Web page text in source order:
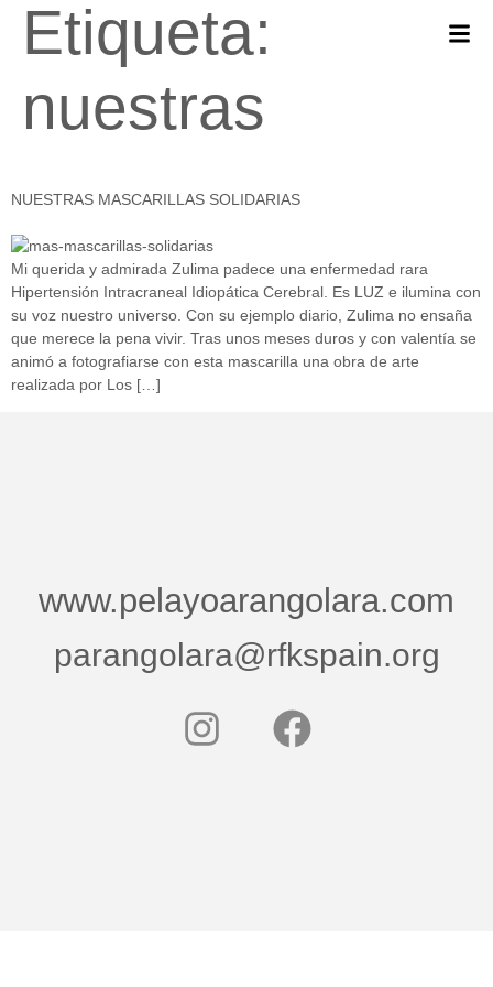
Etiqueta:
nuestras
NUESTRAS MASCARILLAS SOLIDARIAS
Mi querida y admirada Zulima padece una enfermedad rara
Hipertensión Intracraneal Idiopática Cerebral. Es LUZ e ilumina con
su voz nuestro universo. Con su ejemplo diario, Zulima no ensaña
que merece la pena vivir. Tras unos meses duros y con valentía se
animó a fotografiarse con esta mascarilla una obra de arte
realizada por Los […]
www.pelayoarangolara.com
parangolara@rfkspain.org